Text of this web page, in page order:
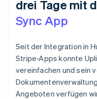
drei Tage mit
Sync App
Seit der Integration in
Stripe-Apps konnte
vereinfachen und sein
Angeboten verfügen